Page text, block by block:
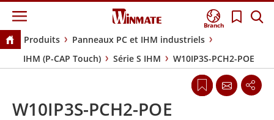
Branch
Produits
Panneaux PC et IHM industriels
IHM (P-CAP Touch)
Série S IHM W10IP3S-PCH2-POE
W10IP3S-PCH2-POE